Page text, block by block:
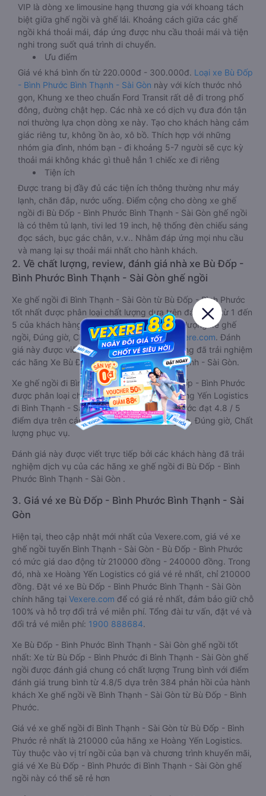
VIP là dòng xe limousine hạng thương gia với khoang tách
biệt giữa ghế ngồi và ghế lái. Khoảng cách giữa các ghế
ngồi khá thoải mái, đáp ứng được nhu cầu thoải mái và tiện
nghi trong suốt quá trình di chuyển.
Ưu điểm
Giá vé khá bình ổn từ 220.000đ - 300.000đ. Loại xe Bù Đốp
- Bình Phước Bình Thạnh - Sài Gòn này với kích thước nhỏ
gọn, Khung xe theo chuẩn Ford Transit rất dễ đi trong phố
đông, đường chật hẹp. Các nhà xe có dịch vụ đưa đón tận
nơi thường lựa chọn dòng xe này. Tạo cho khách hàng cảm
giác riêng tư, không ồn ào, xô bồ. Thích hợp với những
nhóm gia đình, nhóm bạn - đi khoảng 5-7 người sẽ cực kỳ
thoải mái không khác gì thuê hẳn 1 chiếc xe đi riêng
Tiện ích
Được trang bị đầy đủ các tiện ích thông thường như máy
lạnh, chăn đắp, nước uống. Điểm cộng cho dòng xe ghế
ngồi đi Bù Đốp - Bình Phước Bình Thạnh - Sài Gòn ghế ngồi
là có thêm tủ lạnh, tivi led 19 inch, hệ thống đèn chiếu sáng
đọc sách, bục gác chân, v.v.. Nhằm đáp ứng mọi nhu cầu
và mang lại sự thoải mái nhất cho hành khách.
2. Về chất lượng, review, đánh giá nhà xe Bù Đốp -
Bình Phước Bình Thạnh - Sài Gòn ghế ngồi
Xe ghế ngồi đi Bình Thạnh - Sài Gòn từ Bù Đốp - Bình Phước
tốt nhất được phân loại chất lượng dựa trên đánh giá từ 1 đến
5 của khách hàng với các tiêu chí như: Chất lượng xe ghế
ngồi, Đúng giờ, Chất lượng phục vụ trên
Vexere.com. Đánh
giá này được viết trực tiếp bởi các khách hàng đã trải nghiệm
các hãng Xe Bù Đốp - Bình Phước đi Bình Thạnh - Sài Gòn.
Xe ghế ngồi đi Bình Thạnh - Sài Gòn từ Bù Đốp - Bình Phước
được phân loại chất lượng tốt nhất là xe Hoàng Yến Logistics
đi Bình Thạnh - Sài Gòn từ Bù Đốp - Bình Phước đạt 4.8 / 5
điểm dựa trên các tiêu chí như: Chất lượng xe, Đúng giờ, Chất
lượng phục vụ.
Đánh giá này được viết trực tiếp bởi các khách hàng đã trải
nghiệm dịch vụ của các hãng xe ghế ngồi đi Bù Đốp - Bình
Phước Bình Thạnh - Sài Gòn .
3. Giá vé xe Bù Đốp - Bình Phước Bình Thạnh - Sài
Gòn
Hiện tại, theo cập nhật mới nhất của Vexere.com, giá vé xe
ghế ngồi tuyến Bình Thạnh - Sài Gòn - Bù Đốp - Bình Phước
có mức giá dao động từ 210000 đồng - 240000 đồng. Trong
đó, nhà xe Hoàng Yến Logistics có giá vé rẻ nhất, chỉ 210000
đồng. Đặt vé xe Bù Đốp - Bình Phước Bình Thạnh - Sài Gòn
chính hãng tại Vexere.com để có giá rẻ nhất, đảm bảo giữ chỗ
100% và hỗ trợ đổi trả vé miễn phí. Tổng đài tư vấn, đặt vé và
đổi trả vé miễn phí: 1900 888684.
Xe Bù Đốp - Bình Phước Bình Thạnh - Sài Gòn ghế ngồi tốt
nhất: Xe từ Bù Đốp - Bình Phước đi Bình Thạnh - Sài Gòn ghế
ngồi được đánh giá chung có chất lượng Trung bình với điểm
đánh giá trung bình từ 4.8/5 dựa trên 384 phản hồi của hành
khách Xe ghế ngồi về Bình Thạnh - Sài Gòn từ Bù Đốp - Bình
Phước.
Giá vé xe ghế ngồi đi Bình Thạnh - Sài Gòn từ Bù Đốp - Bình
Phước rẻ nhất là 210000 của hãng xe Hoàng Yến Logistics.
Tùy thuộc vào vị trí ngồi của bạn và chương trình khuyến mãi,
giá vé Xe Bù Đốp - Bình Phước đi Bình Thạnh - Sài Gòn ghế
ngồi này có thể sẽ rẻ hơn